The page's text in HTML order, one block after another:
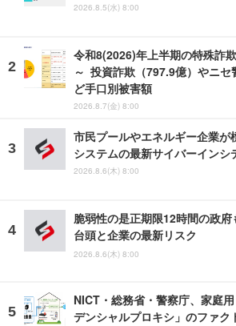
2026.8.5(水) 8:00
令和8(2026)年上半期の特殊詐
～ 投資詐欺（797.9億）やニセ
ど手口別被害額
2026.8.7(金) 8:00
市民プールやエネルギー企業
システムの最新サイバーインシ
2026.8.6(木) 8:00
脆弱性の是正期限12時間の政
台頭と企業の最新リスク
2026.8.6(木) 8:00
NICT・総務省・警察庁、家庭
デンシャルプロキシ」のファク